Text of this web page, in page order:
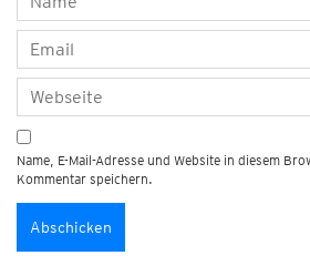
Name, E-Mail-Adresse und Website in diesem
Kommentar speichern.